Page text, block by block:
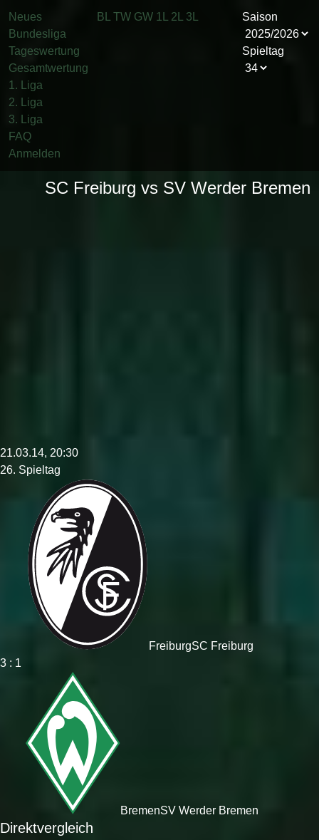
Neues
Bundesliga
Tageswertung
Gesamtwertung
1. Liga
2. Liga
3. Liga
FAQ
Anmelden
BL TW GW 1L 2L 3L Saison
Spieltag
SC Freiburg vs SV Werder Bremen
21.03.14, 20:30
26. Spieltag
FreiburgSC Freiburg
3 : 1
BremenSV Werder Bremen
Direktvergleich